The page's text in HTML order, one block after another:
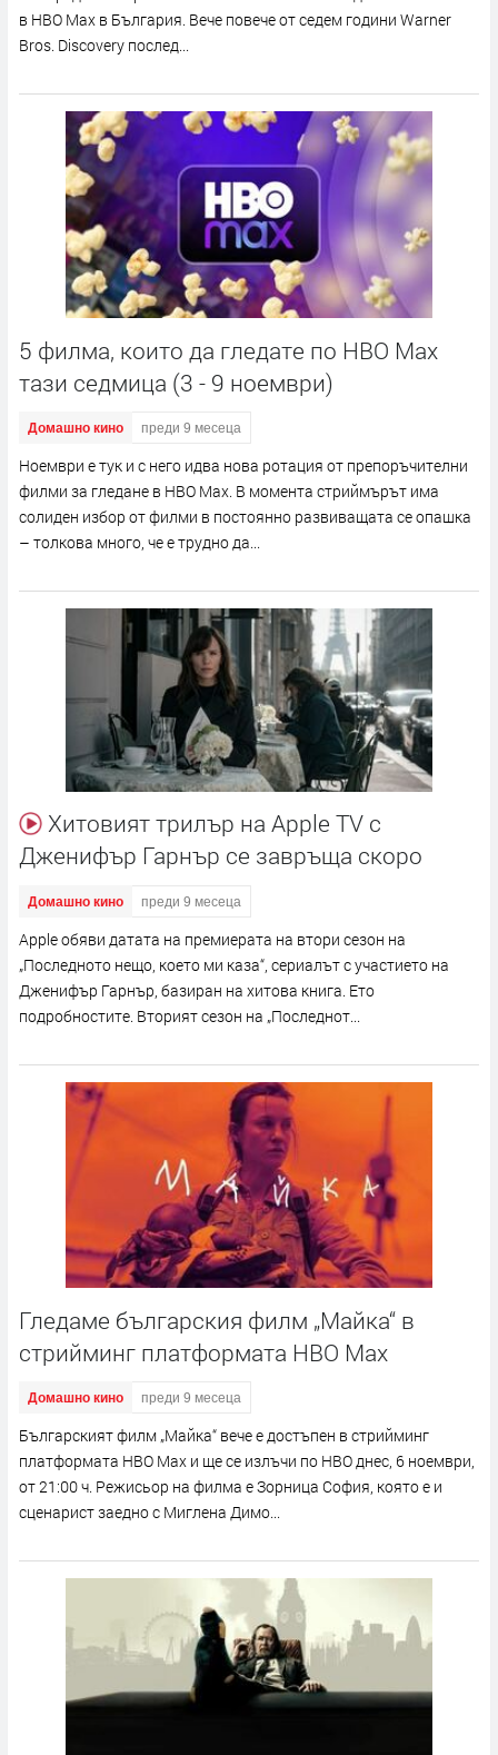
в HBO Max в България. Вече повече от седем години Warner
Bros. Discovery послед...
5 филма, които да гледате по HBO Max
тази седмица (3 - 9 ноември)
Домашно кино преди 9 месеца
Ноември е тук и с него идва нова ротация от препоръчителни
филми за гледане в HBO Max. В момента стриймърът има
солиден избор от филми в постоянно развиващата се опашка
– толкова много, че е трудно да...
Хитовият трилър на Apple TV с
Дженифър Гарнър се завръща скоро
Домашно кино преди 9 месеца
Apple обяви датата на премиерата на втори сезон на
„Последното нещо, което ми каза“, сериалът с участието на
Дженифър Гарнър, базиран на хитова книга. Ето
подробностите. Вторият сезон на „Последнот...
Гледаме българския филм „Майка“ в
стрийминг платформата HBO Max
Домашно кино преди 9 месеца
Българският филм „Майка“ вече е достъпен в стрийминг
платформата HBO Max и ще се излъчи по HBO днес, 6 ноември,
от 21:00 ч. Режисьор на филма е Зорница София, която е и
сценарист заедно с Миглена Димо...